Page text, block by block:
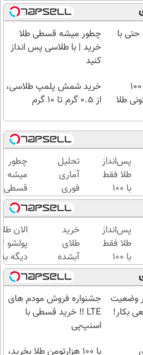
با
چطور میشه قسطی طلا
خرید | با طلاسی پس انداز
کنید
میدونستی حتی با ۱۰۰
طلا
خرید شمش پلمپ طلاسی،
از ۰.۵ گرم تا ۱۰ گرم
پس‌انداز
طلا فقط
با ۱۰۰
هزارتومان
(امن و
راحت)
تحلیل
آماری
فوری
معادلات
ساختاری
تفسیری
با
آموزش
کامل
حتی یک
روزه !!
چطور
میشه
قسطی
طلا
خرید |
با
طلاسی
پس
انداز
کنید
پس‌انداز
طلا فقط
با ۱۰۰
هزارتومان
(امن و
راحت)
خرید
طلای
آبشده
حتی با
۱۰۰هزارتومان
الان
دیگه
طلا با
بی‌بهره
وضعیت
بکار!
جشنواره فروش مودم های
LTE ‼️ خرید قسطی با
اسنپ‌پی
با ۱۰۰ هزارتومن طلا بخرید،